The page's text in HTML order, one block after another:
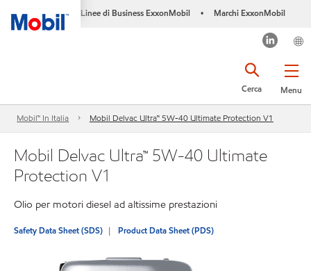
Linee di Business ExxonMobil • Marchi ExxonMobil
Menu
Cerca
Mobil™ In Italia Mobil Delvac Ultra™ 5W-40 Ultimate Protection V1
Mobil Delvac Ultra™ 5W-40 Ultimate
Protection V1
Olio per motori diesel ad altissime prestazioni
Safety Data Sheet (SDS) Product Data Sheet (PDS)